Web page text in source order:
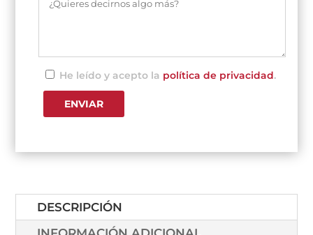
He leído y acepto la política de privacidad.
DESCRIPCIÓN